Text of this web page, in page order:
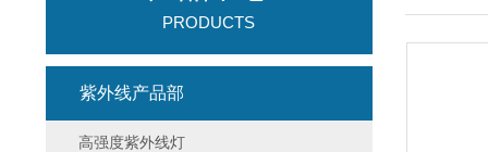
PRODUCTS
紫外线产品部
高强度紫外线灯